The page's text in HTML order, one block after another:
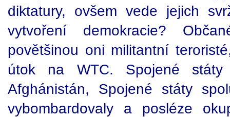
diktatury, ovšem vede jejich
vytvoření demokracie?
povětšinou oni militantní
útok na WTC. Spojené státy
Afghánistán, Spojené státy
vybombardovaly a posléze